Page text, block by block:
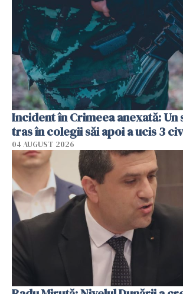
Incident în Crimeea anexată: Un
tras în colegii săi apoi a ucis 3
04 AUGUST 2026